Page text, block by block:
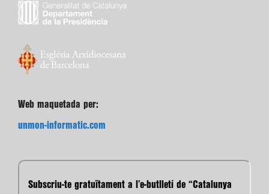
Web maquetada per:
unmon-informatic.com
Subscriu-te gratuïtament a l’e-butlletí de “Catalunya